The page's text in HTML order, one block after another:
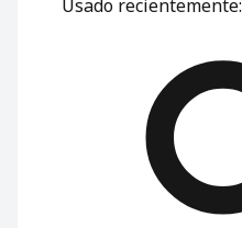
Usado recientemente: